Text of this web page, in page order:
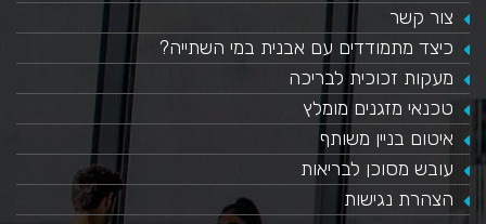
צור קשר
כיצד מתמודדים עם אבנית במי השתייה?
​מעקות זכוכית לבריכה
טכנאי מזגנים מומלץ
איטום בניין משותף
עובש מסוכן לבריאות
הצהרת נגישות